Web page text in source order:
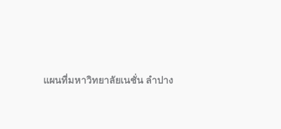
แผนที่มหาวิทยาลัยเนชั่น ลำปาง